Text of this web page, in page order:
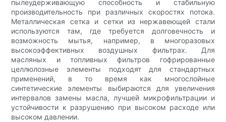
пылеудерживающую способность и стабильную
производительность при различных скоростях потока.
Металлическая сетка и сетки из нержавеющей стали
используются там, где требуется долговечность и
возможность мытья, например, в многоразовых
высокоэффективных воздушных фильтрах. Для
масляных и топливных фильтров гофрированные
целлюлозные элементы подходят для стандартных
применений, в то время как многослойные
синтетические элементы выбираются для увеличения
интервалов замены масла, лучшей микрофильтрации и
устойчивости к разрушению при высоком расходе или
высоком давлении.